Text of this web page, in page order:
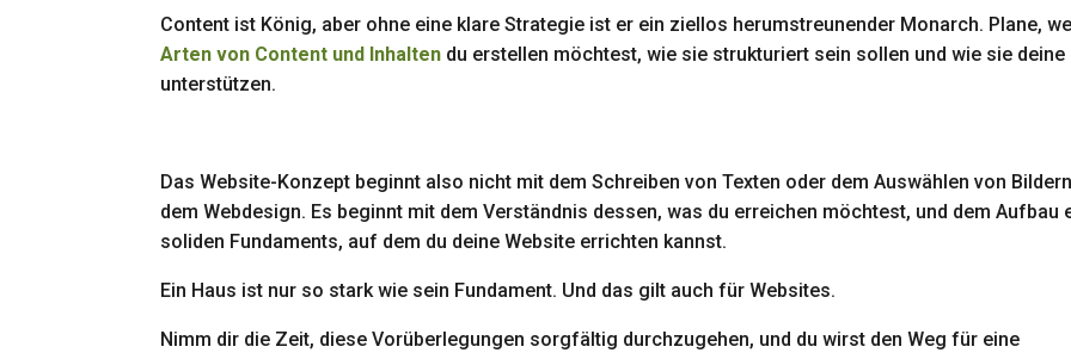
Content ist König, aber ohne eine klare Strategie ist er ein ziellos herumstreunender Monarch. Plane,
Arten von Content und Inhalten du erstellen möchtest, wie sie strukturiert sein sollen und wie sie deine
unterstützen.
Das Website-Konzept beginnt also nicht mit dem Schreiben von Texten oder dem Auswählen von
dem Webdesign. Es beginnt mit dem Verständnis dessen, was du erreichen möchtest, und dem Aufbau
soliden Fundaments, auf dem du deine Website errichten kannst.
Ein Haus ist nur so stark wie sein Fundament. Und das gilt auch für Websites.
Nimm dir die Zeit, diese Vorüberlegungen sorgfältig durchzugehen, und du wirst den Weg für eine